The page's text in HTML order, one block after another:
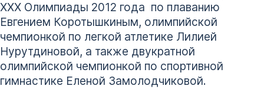
XXX Олимпиады 2012 года по плаванию
Евгением Коротышкиным, олимпийской
чемпионкой по легкой атлетике Лилией
Нурутдиновой, а также двукратной
олимпийской чемпионкой по спортивной
гимнастике Еленой Замолодчиковой.